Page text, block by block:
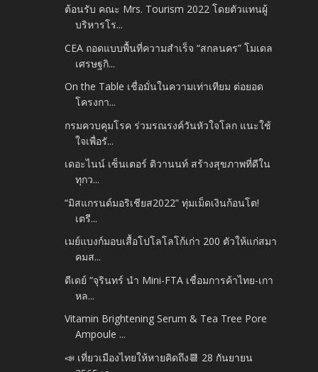
ต้อนรับ คณะ Mrs. Tourism 2022 โดยตัวแทนผู้
บริหารโร...
CEA ถอดแบบพื้นที่ความสำเร็จ “สกลนคร” โมเดล
เศรษฐกิ...
On the Table เชื่อมั่นในความเท่าเทียม ต่อยอด
โครงกา...
กรมควบคุมโรค ร่วมรณรงค์วันหัวใจโลก แนะใช้
ใจเพื่อรั...
เดอะไนน์ เซ็นเตอร์ ติวานนท์ สร้างสุขภาพที่ดีใน
ทุกว...
“มิสแกรนด์มอริเชียส2022” ทุ่มเม็ดเงินก้อนโต!
เตรี...
เมย์แบงก์มอบเสื้อโปโลโลโก้เก่า 200 ตัวให้แก่สมา
คมส...
ดีเดย์ “จุรินทร์ นำ Mini-FTA เชื่อมการค้าไทย-เกา
หล...
Vitamin Brightening Serum & Tea Tree Pore
Ampoule ...
📣 เที่ยวเมืองไทยให้หายคิดถึง📆 28 กันยายน